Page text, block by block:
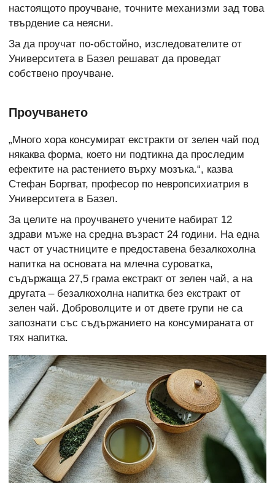
настоящото проучване, точните механизми зад това
твърдение са неясни.
За да проучат по-обстойно, изследователите от
Университета в Базел решават да проведат
собствено проучване.
Проучването
„Много хора консумират екстракти от зелен чай под
някаква форма, което ни подтикна да проследим
ефектите на растението върху мозъка.“, казва
Стефан Боргват, професор по невропсихиатрия в
Университета в Базел.
За целите на проучването учените набират 12
здрави мъже на средна възраст 24 години. На една
част от участниците е предоставена безалкохолна
напитка на основата на млечна суроватка,
съдържаща 27,5 грама екстракт от зелен чай, а на
другата – безалкохолна напитка без екстракт от
зелен чай. Доброволците и от двете групи не са
запознати със съдържанието на консумираната от
тях напитка.